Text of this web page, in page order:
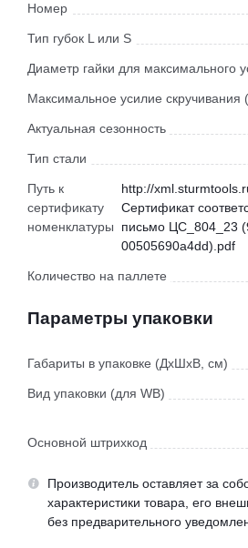
Номер
Тип губок L или S
Диаметр гайки для максимального
Максимальное усилие скручивания
Актуальная сезонность
Тип стали
Путь к
сертификату
номенклатуры
http://
Сертификат
письмо ЦС_804_23
00505690a4dd).pdf
Количество на паллете
Параметры упаковки
Габариты в упаковке (ДхШхВ, см)
Вид упаковки (для WB)
Основной штрихкод
Производитель оставляет за
характеристики товара, его
без предварительного